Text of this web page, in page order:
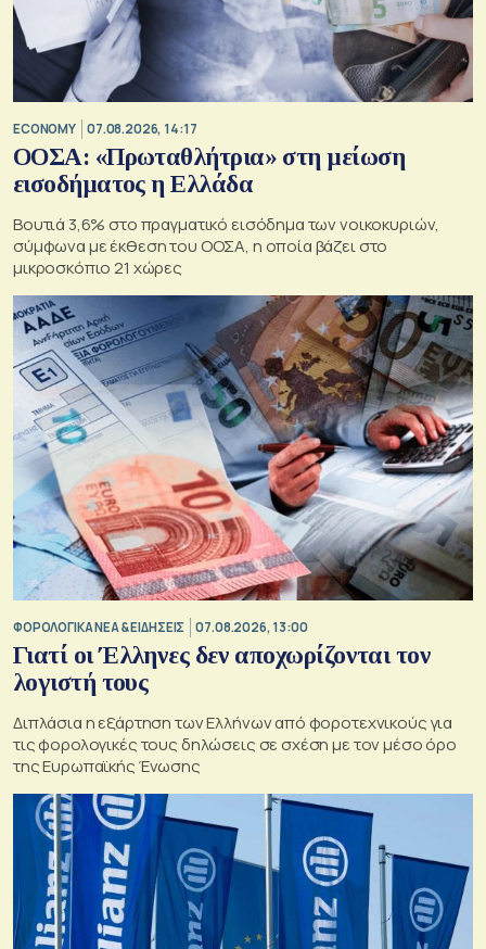
ECONOMY 07.08.2026, 14:17
ΟΟΣΑ: «Πρωταθλήτρια» στη μείωση
εισοδήματος η Ελλάδα
Βουτιά 3,6% στο πραγματικό εισόδημα των νοικοκυριών,
σύμφωνα με έκθεση του ΟΟΣΑ, η οποία βάζει στο
μικροσκόπιο 21 χώρες
ΦΟΡΟΛΟΓΙΚΑ ΝΕΑ & EΙΔΗΣΕΙΣ 07.08.2026, 13:00
Γιατί οι Έλληνες δεν αποχωρίζονται τον
λογιστή τους
Διπλάσια η εξάρτηση των Ελλήνων από φοροτεχνικούς για
τις φορολογικές τους δηλώσεις σε σχέση με τον μέσο όρο
της Ευρωπαϊκής Ένωσης